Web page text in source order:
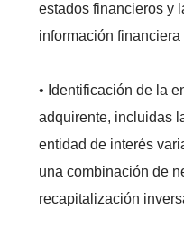
estados financieros y
información financiera
• Identificación de la
adquirente, incluidas
entidad de interés
una combinación de
recapitalización